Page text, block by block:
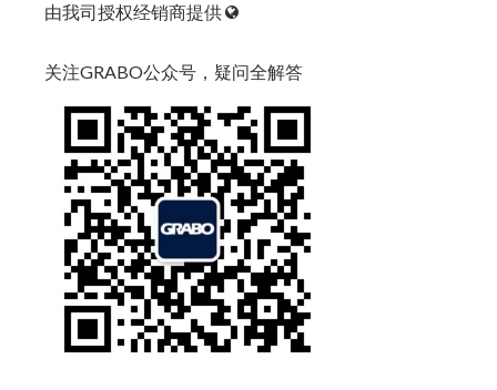
由我司授权经销商提供
关注GRABO公众号，疑问全解答